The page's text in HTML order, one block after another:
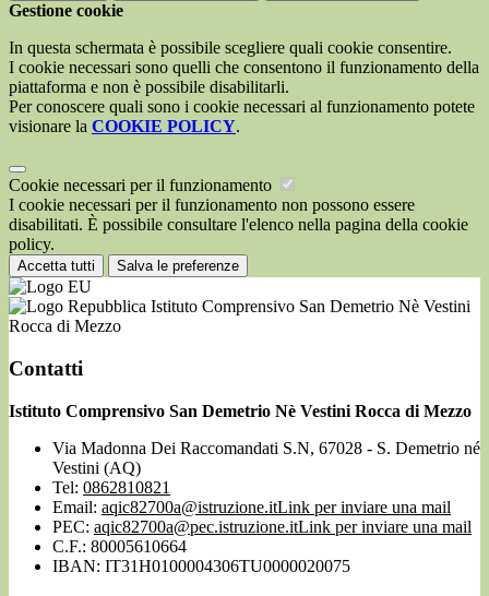
Gestione cookie
In questa schermata è possibile scegliere quali cookie consentire.
I cookie necessari sono quelli che consentono il funzionamento della
piattaforma e non è possibile disabilitarli.
Per conoscere quali sono i cookie necessari al funzionamento potete
visionare la COOKIE POLICY.
Cookie necessari per il funzionamento
I cookie necessari per il funzionamento non possono essere
disabilitati. È possibile consultare l'elenco nella pagina della cookie
policy.
Accetta tutti Salva le preferenze
Istituto Comprensivo San Demetrio Nè Vestini
Rocca di Mezzo
Contatti
Istituto Comprensivo San Demetrio Nè Vestini Rocca di Mezzo
Via Madonna Dei Raccomandati S.N, 67028 - S. Demetrio né
Vestini (AQ)
Tel: 0862810821
Email: aqic82700a@istruzione.itLink per inviare una mail
PEC: aqic82700a@pec.istruzione.itLink per inviare una mail
C.F.: 80005610664
IBAN: IT31H0100004306TU0000020075